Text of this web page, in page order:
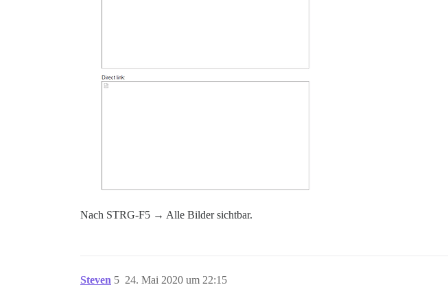
Nach STRG-F5 → Alle Bilder sichtbar.
Steven 24. Mai 2020 um 22:15
5